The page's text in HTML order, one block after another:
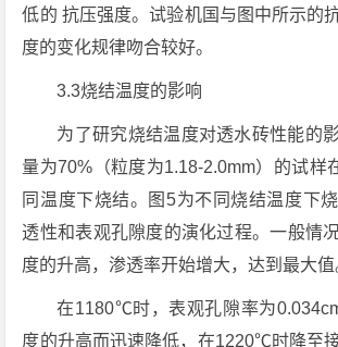
低的 抗压强度。试验机国与图中所示的
度的变化规律吻合较好。
3.3烧结温度的影响
为了研究烧结温度对透水砖性能的
量为70%（粒度为1.18-2.0mm）的试样
同温度下烧结。图5为不同烧结温度下
透性和表观孔隙度的演化过程。一般情
度的升高，渗透率开始增大，达到最大值
在1180℃时，表观孔隙率为
度的升高而迅速降低，在1220℃时降至